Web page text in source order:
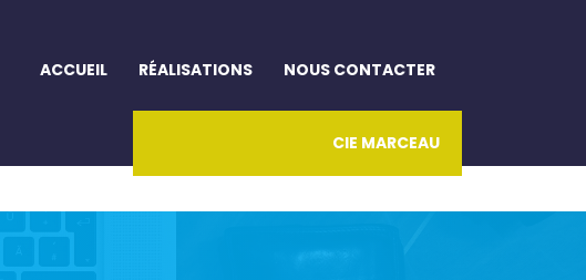
ACCUEIL RÉALISATIONS NOUS CONTACTER
CIE MARCEAU